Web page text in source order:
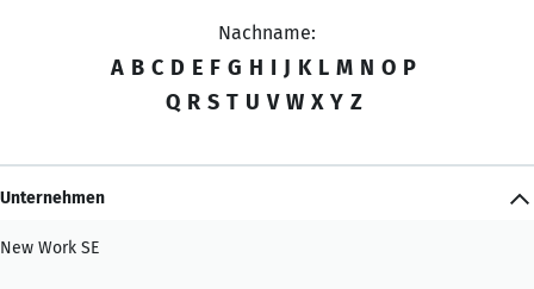
Nachname:
A B C D E F G H I J K L M N O P
Q R S T U V W X Y Z
Unternehmen
New Work SE